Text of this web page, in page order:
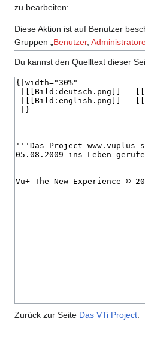
zu bearbeiten:
Diese Aktion ist auf Benutzer
Gruppen „ Benutzer,
Du kannst den Quelltext dieser
Zurück zur Seite Das VTi Project.